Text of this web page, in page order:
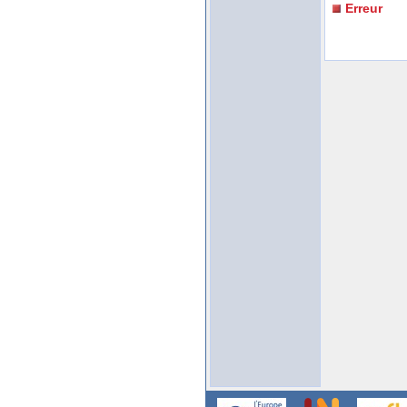
Erreur